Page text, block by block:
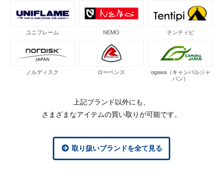
ユニフレーム NEMO テンティピ
ノルディスク ローベンス
ogawa（キャンパルジャ
パン）
上記ブランド以外にも、
さまざまなアイテムの買い取りが可能です。
取り扱いブランドを全て見る